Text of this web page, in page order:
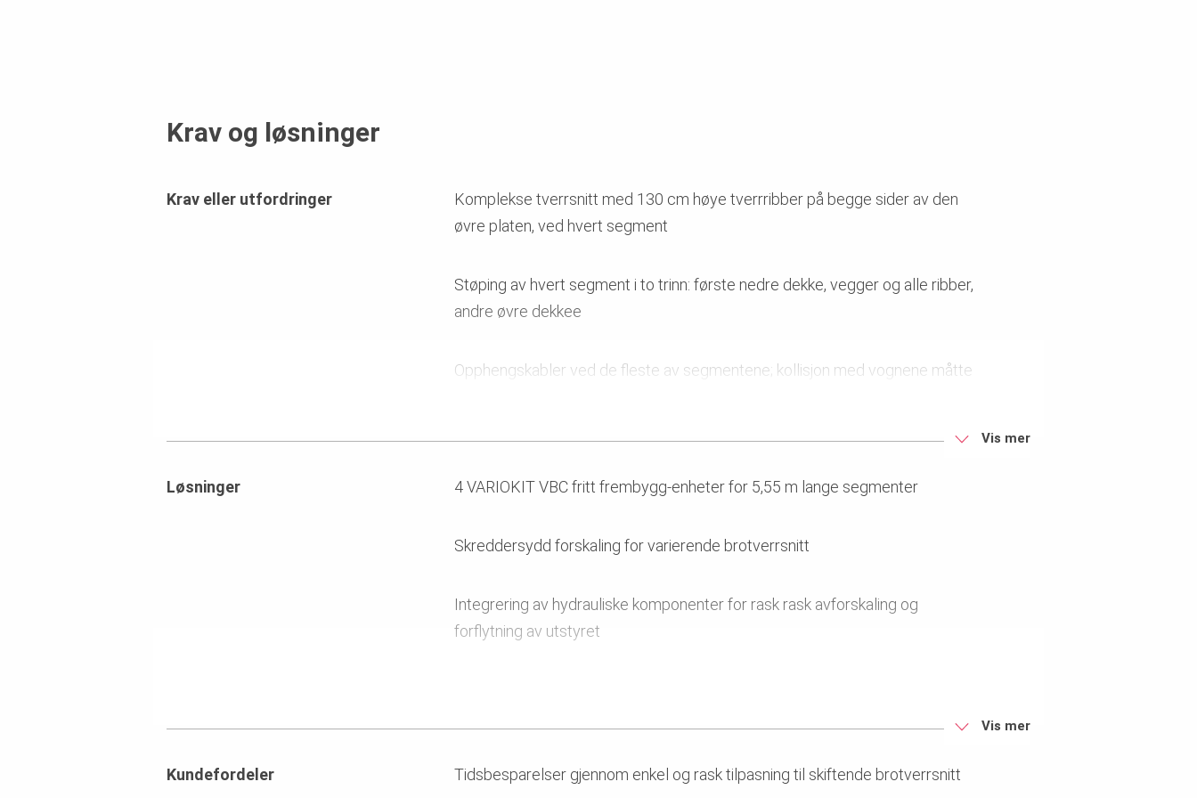
Krav og løsninger
Krav eller utfordringer
Komplekse tverrsnitt med 130 cm høye tverrribber på begge sider av den
øvre platen, ved hvert segment
Støping av hvert segment i to trinn: første nedre dekke, vegger og alle ribber,
andre øvre dekkee
Opphengskabler ved de fleste av segmentene; kollisjon med vognene måtte
for elven
Spesiell bekledning på overflaten av forskalingen
Vis mer
Løsninger 4 VARIOKIT VBC fritt frembygg-enheter for 5,55 m lange segmenter
Skreddersydd forskaling for varierende brotverrsnitt
Integrering av hydrauliske komponenter for rask rask avforskaling og
forflytning av utstyret
Vis mer
Kundefordeler Tidsbesparelser gjennom enkel og rask tilpasning til skiftende brotverrsnitt